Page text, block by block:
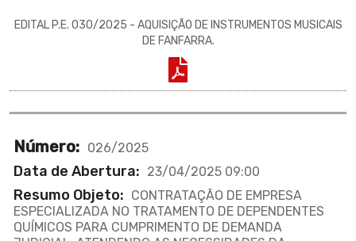
EDITAL P.E. 030/2025 - AQUISIÇÃO DE INSTRUMENTOS MUSICAIS
DE FANFARRA.
Número: 026/2025
Data de Abertura: 23/04/2025 09:00
Resumo Objeto: CONTRATAÇÃO DE EMPRESA
ESPECIALIZADA NO TRATAMENTO DE DEPENDENTES
QUÍMICOS PARA CUMPRIMENTO DE DEMANDA